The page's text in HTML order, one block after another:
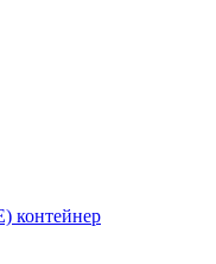
контейнер